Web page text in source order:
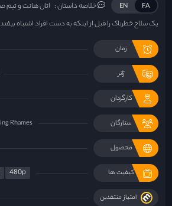
FA
EN خلاصه داستان : اتان هانت و تیم
یک سلاح خطرناک را قبل از اینکه به دست افراد اشتباه
زمان
ژانر
کارگردان
ستارگان Rhames
محصول
کیفیت ها 480p
امتیاز منتقدین